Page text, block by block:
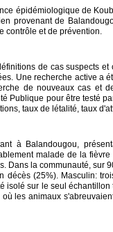
épidémiologique de
provenant de
contrôle et de prévention.
de cas suspects
Une recherche active a
de nouveaux cas et
Publique pour être testé
taux de létalité, taux
à Balandougou,
malade de la
Dans la communauté, sur
(25%). Masculin:
isolé sur le seul
les animaux